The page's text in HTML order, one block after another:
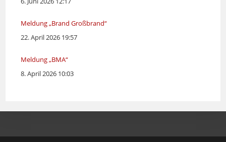
Meldung „Brand Großbrand“
22. April 2026 19:57
Meldung „BMA“
8. April 2026 10:03